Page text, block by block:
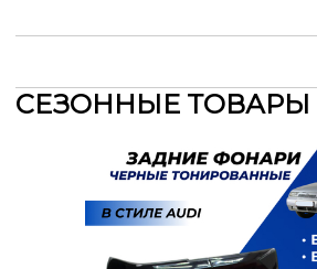
СЕЗОННЫЕ ТОВАРЫ